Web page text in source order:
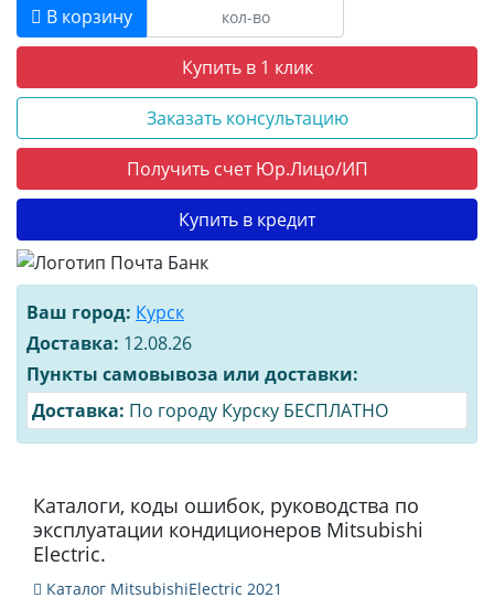
В корзину
Купить в 1 клик
Заказать консультацию
Получить счет Юр.Лицо/ИП
Купить в кредит
Ваш город: Курск
Доставка: 12.08.26
Пункты самовывоза или доставки:
Доставка: По городу Курску БЕСПЛАТНО
Каталоги, коды ошибок, руководства по
эксплуатации кондиционеров Mitsubishi
Electric.
Каталог MitsubishiElectric 2021